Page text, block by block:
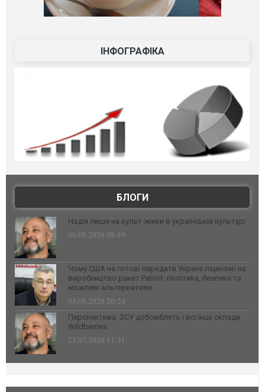
ІНФОГРАФІКА
БЛОГИ
Надія лише на культ жінки в українській культурі
06.08.2026 08:49
Чому США не готові передати Україні ліцензію на
виробництво ракет Patriot: політика, безпека та
можливі альтернативи
03.08.2026 20:24
Перспектива: ЗСУ добомблять і всі інші склади
Wildberries
23.07.2026 11:31